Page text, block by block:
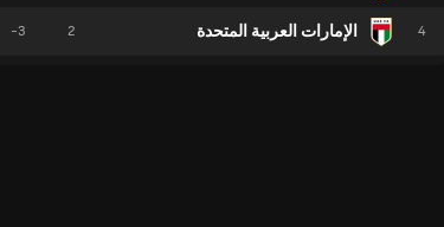
4 الإمارات العربية المتحدة 2
-3